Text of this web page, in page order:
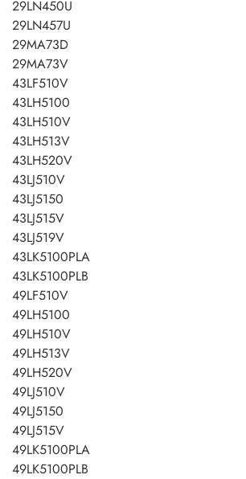
29LN450U
29LN457U
29MA73D
29MA73V
43LF510V
43LH5100
43LH510V
43LH513V
43LH520V
43LJ510V
43LJ5150
43LJ515V
43LJ519V
43LK5100PLA
43LK5100PLB
49LF510V
49LH5100
49LH510V
49LH513V
49LH520V
49LJ510V
49LJ5150
49LJ515V
49LK5100PLA
49LK5100PLB